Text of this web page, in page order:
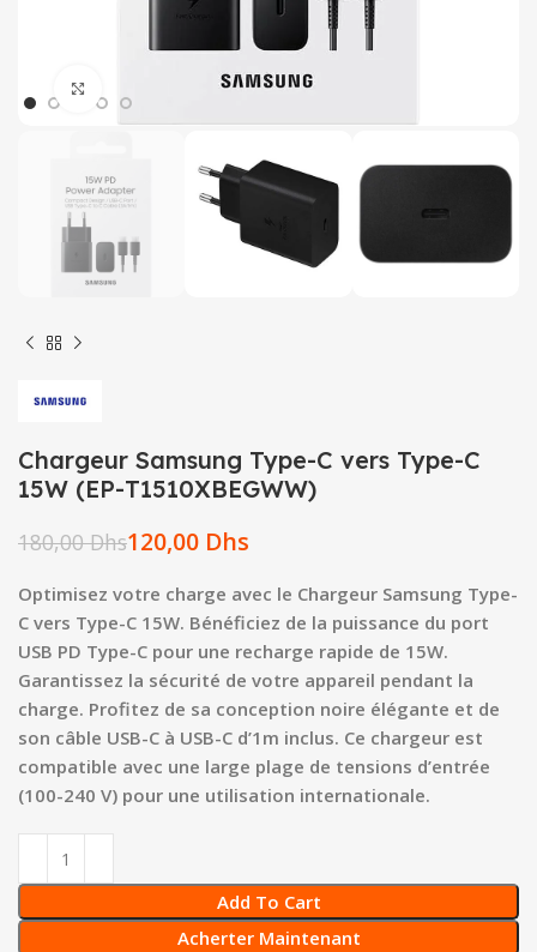
Click to enlarge
Chargeur Samsung Type-C vers Type-C
15W (EP-T1510XBEGWW)
180,00Dhs120,00 Dhs
Optimisez votre charge avec le Chargeur Samsung Type-
C vers Type-C 15W. Bénéficiez de la puissance du port
USB PD Type-C pour une recharge rapide de 15W.
Garantissez la sécurité de votre appareil pendant la
charge. Profitez de sa conception noire élégante et de
son câble USB-C à USB-C d’1m inclus. Ce chargeur est
compatible avec une large plage de tensions d’entrée
(100-240 V) pour une utilisation internationale.
Add To Cart
Acherter Maintenant